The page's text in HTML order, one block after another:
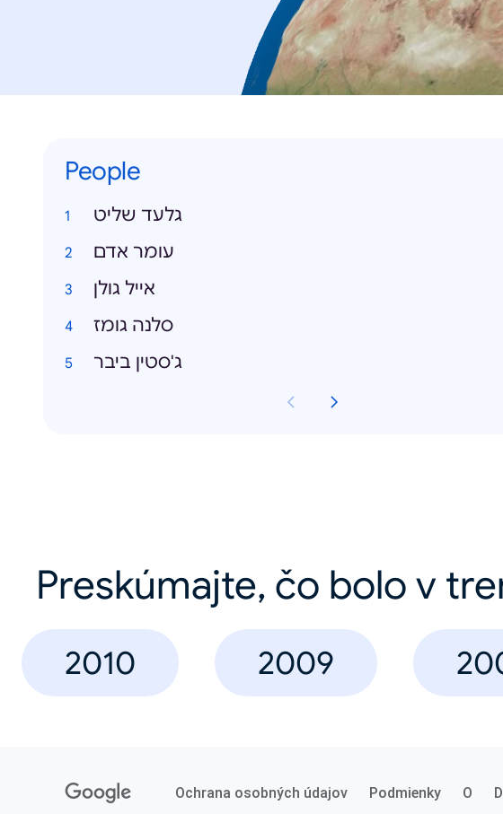
People
גלעד שליט
עומר אדם
אייל גולן
סלנה גומז
ג'סטין ביבר
Preskúmajte, čo bolo v
2010 2009
Ochrana osobných údajov Podmienky O